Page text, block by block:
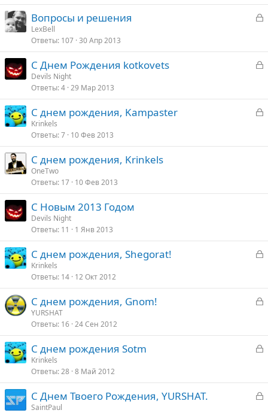
р
З
р
Вопросы и решения
LexBell
Ответы 107 30 Апр 2013
З
р
С Днем Рождения kotkovets
Devils Night
Ответы 4 29 Мар 2013
З
р
С днем рождения, Kampaster
Krinkels
Ответы 7 10 Фев 2013
С днем рождения, Krinkels
OneTwo
Ответы 17 10 Фев 2013
С Новым 2013 Годом
Devils Night
Ответы 11 1 Янв 2013
З
р
С днем рождения, Shegorat!
Krinkels
Ответы 14 12 Окт 2012
З
р
С днем рождения, Gnom!
YURSHAT
Ответы 16 24 Сен 2012
З
р
С днем рождения Sotm
Krinkels
Ответы 28 8 Май 2012
З
С Днем Твоего Рождения, YURSHAT.
SaintPaul